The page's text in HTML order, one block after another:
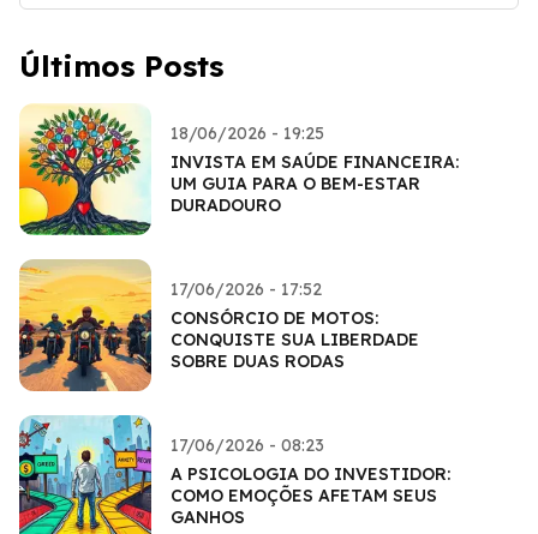
Últimos Posts
18/06/2026 - 19:25
INVISTA EM SAÚDE FINANCEIRA:
UM GUIA PARA O BEM-ESTAR
DURADOURO
17/06/2026 - 17:52
CONSÓRCIO DE MOTOS:
CONQUISTE SUA LIBERDADE
SOBRE DUAS RODAS
17/06/2026 - 08:23
A PSICOLOGIA DO INVESTIDOR:
COMO EMOÇÕES AFETAM SEUS
GANHOS